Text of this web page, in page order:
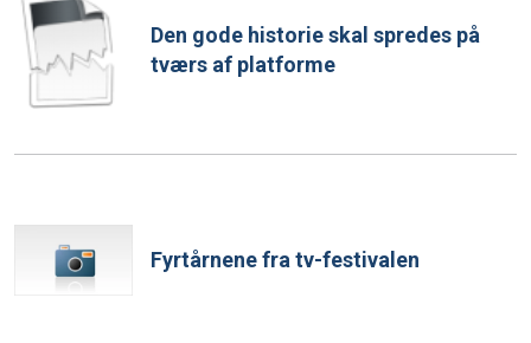
Den gode historie skal spredes på
tværs af platforme
Fyrtårnene fra tv-festivalen